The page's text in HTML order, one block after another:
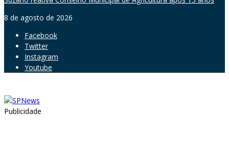
8 de agosto de 2026
Facebook
Twitter
Instagram
Youtube
Publicidade